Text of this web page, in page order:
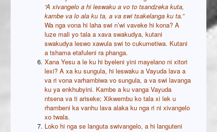
“A xivangelo a hi leswaku a vo to tsandzeka kuta,
kambe va lo ala ku ta, a va swi tsakelanga ku ta.”
Wa nga vona hi laha swi n’wi vaveke hi kona? A
luze mali yo tala a xava swakudya, kutani
swakudya leswo xawula swi to cukumetiwa. Kutani
a tshama etafuleni ra phanga.
Xana Yesu a le ku hi byeleni yini mayelano ni xitori
lexi? A xa ku sungula, hi leswaku a Vayuda lava a
va ri vona varhambiwa vo sungula, a va swi lavanga
ku ya enkhubyini. Kambe a ku vanga Vayuda
ntsena va ti ariseke; Xikwembu ko tala xi lek u
rhambeni ka vanhu lava alaka ku nga ri ni xivangelo
xo twala.
Loko hi nga se languta swivangelo, a hi languteni